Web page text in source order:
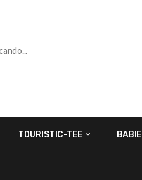
TOURISTIC-TEE